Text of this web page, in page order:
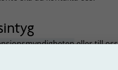
eller till